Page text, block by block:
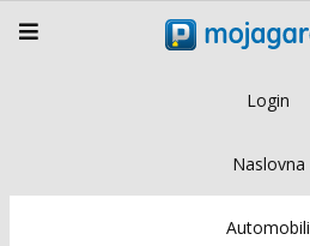
Login
Naslovna
Automobili